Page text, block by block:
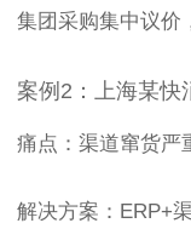
集团采购集中议价
案例2：上海某快
痛点：渠道窜货严
解决方案：ERP+